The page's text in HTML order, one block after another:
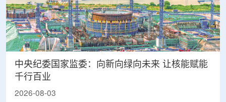
中央纪委国家监委：向新向绿向未来 让核能赋能
千行百业
2026-08-03